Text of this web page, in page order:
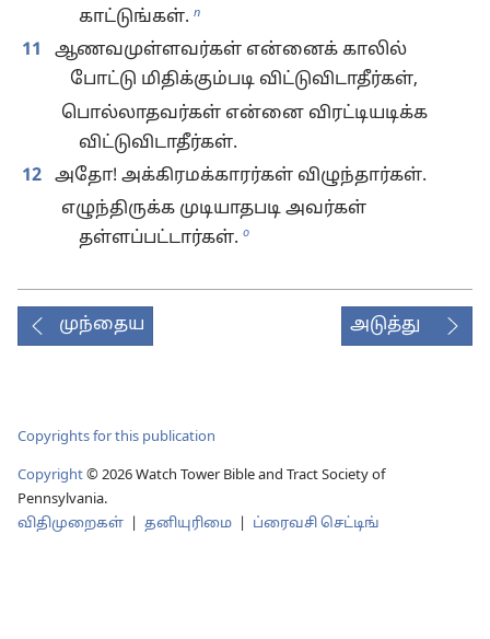
காட்டுங்கள். n
11
ஆணவமுள்ளவர்கள் என்னைக் காலில்
போட்டு மிதிக்கும்படி விட்டுவிடாதீர்கள்,
பொல்லாதவர்கள் என்னை விரட்டியடிக்க
விட்டுவிடாதீர்கள்.
12 அதோ! அக்கிரமக்காரர்கள் விழுந்தார்கள்.
எழுந்திருக்க முடியாதபடி அவர்கள்
தள்ளப்பட்டார்கள். o
முந்தைய அடுத்து
Copyrights for this publication
Copyright©2026Watch Tower Bible and Tract Society of
Pennsylvania.
விதிமுறைகள் தனியுரிமை ப்ரைவசி செட்டிங்